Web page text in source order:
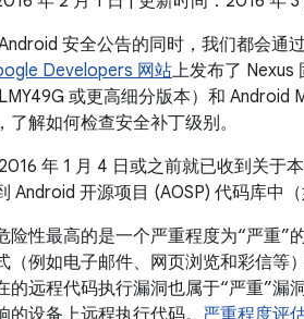
安全公告的同时，我们都会通
Developers 网站上发布了 Nexus
或更高细分版本）和 Android
了解如何检查安全补丁级别。
年 1 月 4 日或之前就已收到关于
Android 开源项目 (AOSP) 代码库中（
险性最高的是一个严重程度为“严重”
（例如电子邮件、网页浏览和彩信等
的远程代码执行漏洞也属于“严重”漏
的设备上远程执行代码。 严重程度评